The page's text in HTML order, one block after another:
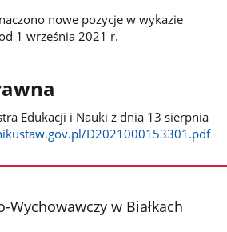
nowe pozycje w wykazie
1 września 2021 r.
Edukacji i Nauki z dnia 13 sierpnia
D2021000153301.pdf
Wychowawczy w Białkach